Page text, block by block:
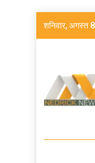
शनिवार, अगस्त